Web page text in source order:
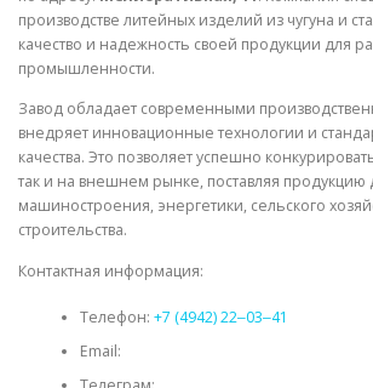
производстве литейных изделий из чугуна и
качество и надежность своей продукции для
промышленности.
Завод обладает современными
внедряет инновационные технологии и
качества. Это позволяет успешно
так и на внешнем рынке, поставляя продукцию
машиностроения, энергетики, сельского
строительства.
Контактная информация:
Телефон: +7 (4942) 22‒03‒41
Email: